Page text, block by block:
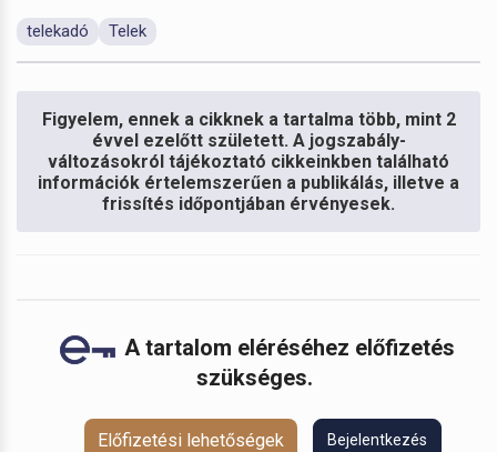
telekadó Telek
Figyelem, ennek a cikknek a tartalma több, mint 2
évvel ezelőtt született. A jogszabály-
változásokról tájékoztató cikkeinkben található
információk értelemszerűen a publikálás, illetve a
frissítés időpontjában érvényesek.
A tartalom eléréséhez előfizetés
szükséges.
Előfizetési lehetőségek Bejelentkezés